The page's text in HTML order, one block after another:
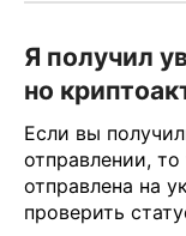
Я получил
но
Если вы
отправлении,
отправлена на
проверить